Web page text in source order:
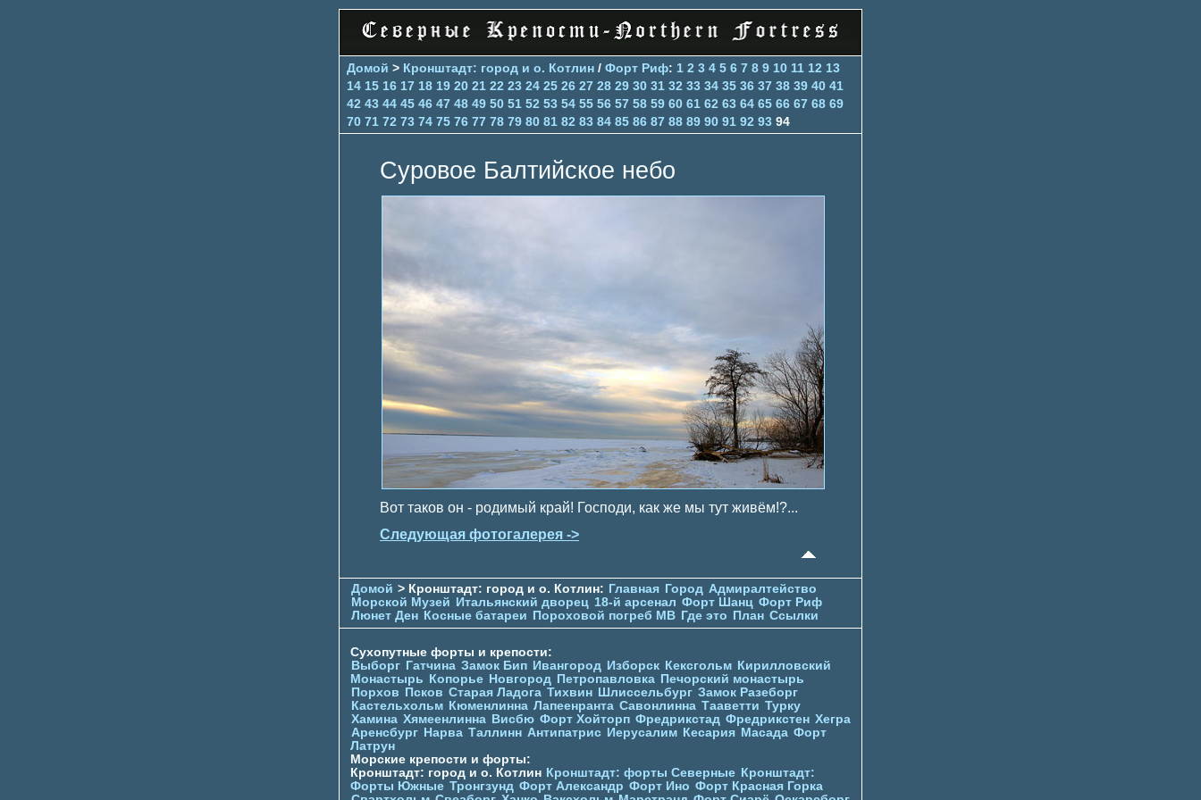
Домой > Кронштадт: город и о. Котлин / Форт Риф: 1 2 3 4 5 6 7 8 9 10 11 12 13
14 15 16 17 18 19 20 21 22 23 24 25 26 27 28 29 30 31 32 33 34 35 36 37 38 39 40 41
42 43 44 45 46 47 48 49 50 51 52 53 54 55 56 57 58 59 60 61 62 63 64 65 66 67 68 69
70 71 72 73 74 75 76 77 78 79 80 81 82 83 84 85 86 87 88 89 90 91 92 93 94
Суровое Балтийское небо
Вот таков он - родимый край! Господи, как же мы тут живём!?...
Следующая фотогалерея ->
Домой > Кронштадт: город и о. Котлин: Главная Город Адмиралтейство
Морской Музей Итальянский дворец 18-й арсенал Форт Шанц Форт Риф
Люнет Ден Косные батареи Пороховой погреб МВ Где это План Ссылки
Сухопутные форты и крепости:
Выборг Гатчина Замок Бип Ивангород Изборск Кексгольм Кирилловский
Монастырь Копорье Новгород Петропавловка Печорcкий монастырь
Порхов Псков Старая Ладога Тихвин Шлиссельбург Замок Разеборг
Кастельхольм Кюменлинна Лапеенранта Савонлинна Тааветти Турку
Хамина Хямеенлинна Висбю Форт Хойторп Фредрикстад Фредрикстен Хегра
Аренсбург Нарва Таллинн Антипатрис Иерусалим Кесария Масада Форт
Латрун
Морские крепости и форты:
Кронштадт: город и о. Котлин Кронштадт: форты Северные Кронштадт:
Форты Южные Тронгзунд Форт Александр Форт Ино Форт Красная Горка